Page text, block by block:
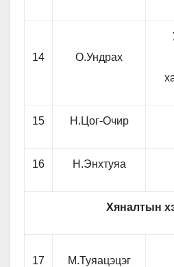
14 О.Ундрах
15 Н.Цог-Очир
16 Н.Энхтуяа
Хяналтын
17 М.Туяацэцэг